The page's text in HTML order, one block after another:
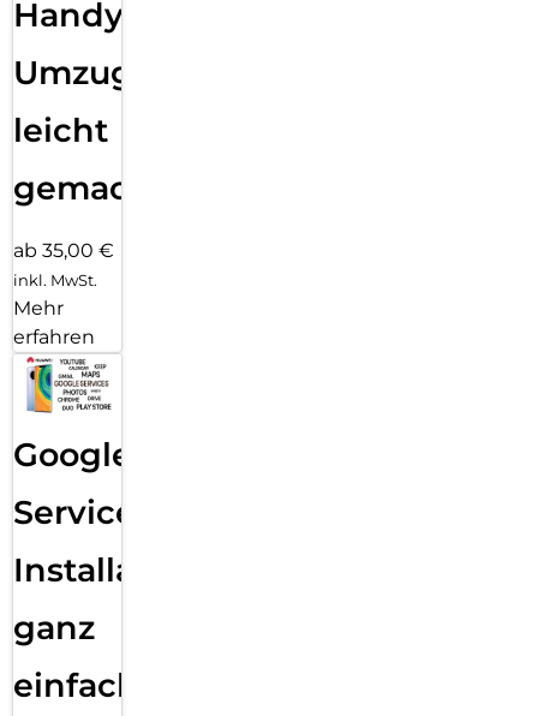
Handy
Umzug
leicht
gemacht!
ab 35,00 €
inkl. MwSt.
Mehr
erfahren
Google
Services
Installation
ganz
einfach